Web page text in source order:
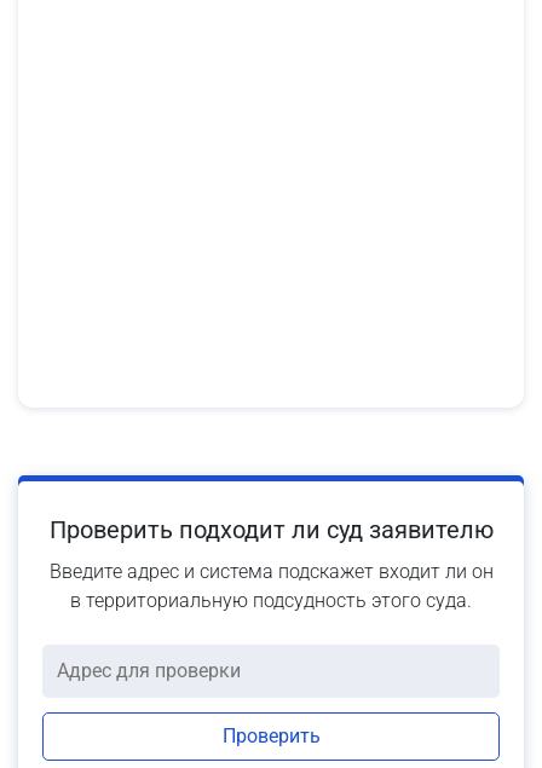
Проверить подходит ли суд заявителю
Введите адрес и система подскажет входит ли он
в территориальную подсудность этого суда.
Проверить